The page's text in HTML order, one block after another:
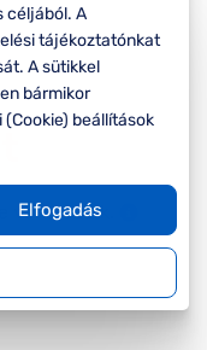
vonatkozik.
céljából. A
tájékoztatónkat
A sütikkel
bármikor
beállítások
Elfogadás